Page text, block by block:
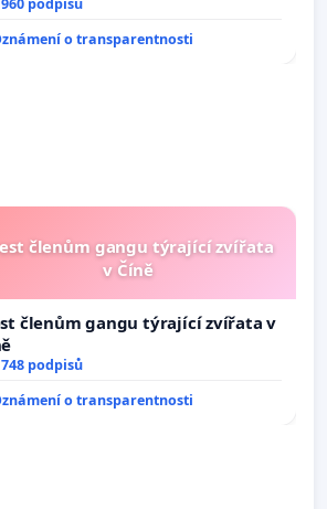
o transparentnosti
členům gangu týrající zvířata
v Číně
členům gangu týrající zvířata v
podpisů
o transparentnosti